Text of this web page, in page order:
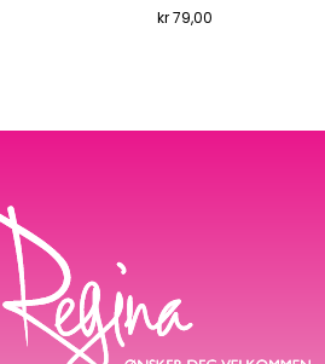
kr79,00